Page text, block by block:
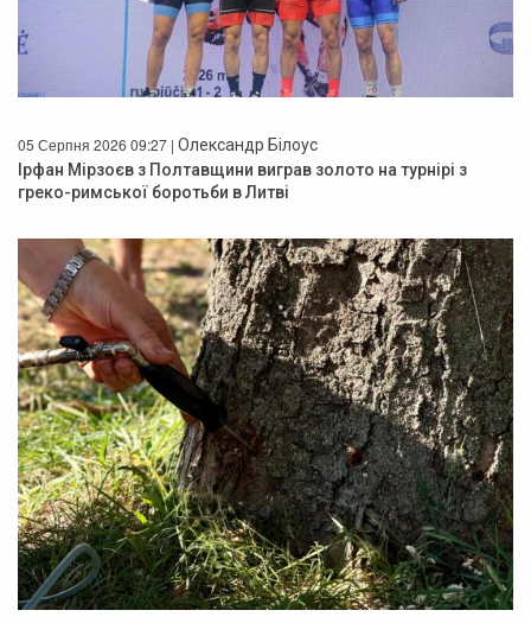
05 Серпня 2026 09:27 | Олександр Білоус
Ірфан Мірзоєв з Полтавщини виграв золото на турнірі з
греко-римської боротьби в Литві